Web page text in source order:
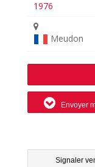
1976
Meudon
Envoyer
Signaler